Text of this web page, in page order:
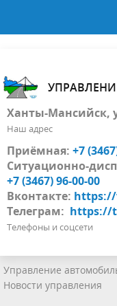
Ханты-Мансийск,
Наш адрес
Приёмная: +7
Ситуационно-
+7 (3467) 96-00-00
Вконтакте: https://
Телеграм: https://
Телефоны и соцсети
Управление
Новости управления